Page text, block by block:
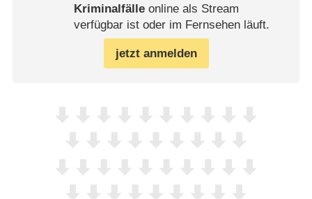
Kriminalfälleonline als Stream
verfügbar ist oder im Fernsehen läuft.
jetzt anmelden